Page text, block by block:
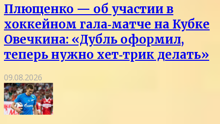
Плющенко — об участии в
хоккейном гала‑матче на Кубке
Овечкина: «Дубль оформил,
теперь нужно хет‑трик делать»
09.08.2026